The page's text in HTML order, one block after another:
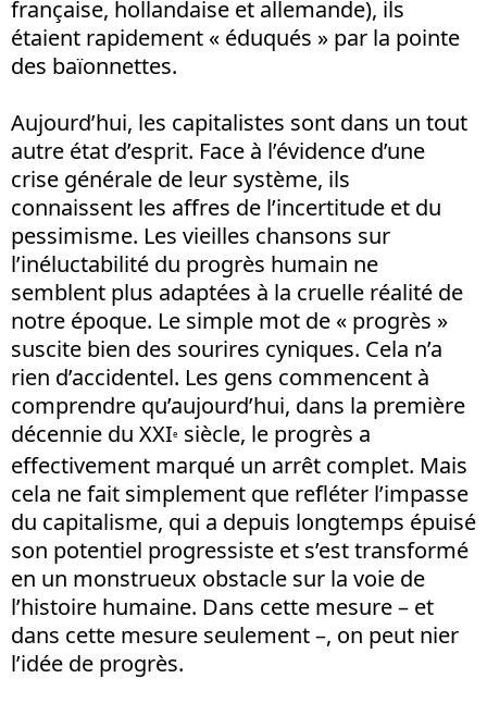
française, hollandaise et allemande), ils
étaient rapidement « éduqués » par la pointe
des baïonnettes.
Aujourd’hui, les capitalistes sont dans un tout
autre état d’esprit. Face à l’évidence d’une
crise générale de leur système, ils
connaissent les affres de l’incertitude et du
pessimisme. Les vieilles chansons sur
l’inéluctabilité du progrès humain ne
semblent plus adaptées à la cruelle réalité de
notre époque. Le simple mot de « progrès »
suscite bien des sourires cyniques. Cela n’a
rien d’accidentel. Les gens commencent à
comprendre qu’aujourd’hui, dans la première
décennie du XXIe
siècle, le progrès a
effectivement marqué un arrêt complet. Mais
cela ne fait simplement que refléter l’impasse
du capitalisme, qui a depuis longtemps épuisé
son potentiel progressiste et s’est transformé
en un monstrueux obstacle sur la voie de
l’histoire humaine. Dans cette mesure – et
dans cette mesure seulement –, on peut nier
l’idée de progrès.